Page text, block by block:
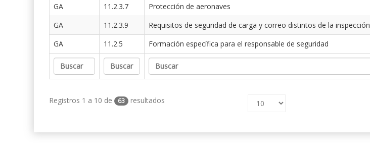
GA
11.2.3.7
Protección de aeronaves
GA
11.2.3.9
Requisitos de seguridad de carga y correo distintos de la inspección
GA
11.2.5 Formación específica para el responsable de seguridad
Registros 1 a 10 de 63 resultados